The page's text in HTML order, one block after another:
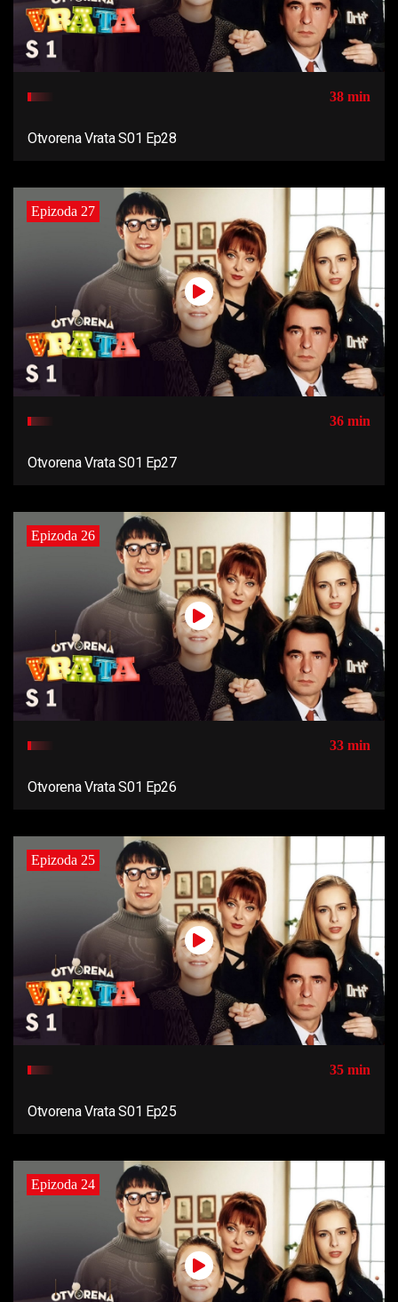
38 min
Otvorena Vrata S01 Ep28
Epizoda 27
36 min
Otvorena Vrata S01 Ep27
Epizoda 26
33 min
Otvorena Vrata S01 Ep26
Epizoda 25
35 min
Otvorena Vrata S01 Ep25
Epizoda 24